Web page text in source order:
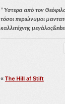
”Ύστερα από τον
τόσοι περιώνυμοι
καλλιτέχνης
« The Hill af Stift